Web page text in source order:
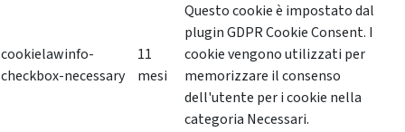
cookielawinfo-
checkbox-necessary
11
mesi
Questo cookie è impostato dal
plugin GDPR Cookie Consent. I
cookie vengono utilizzati per
memorizzare il consenso
dell'utente per i cookie nella
categoria Necessari.